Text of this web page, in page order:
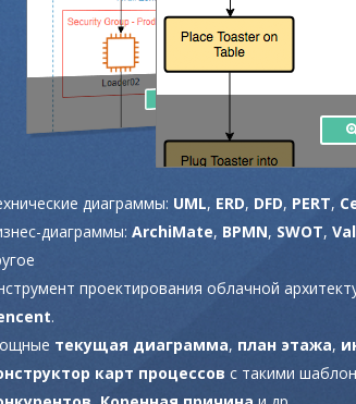
диаграммы: UML, ERD, DFD, PERT,
диаграммы: ArchiMate, BPMN, SWOT,
проектирования облачной
.
текущая диаграмма, план этажа,
карт процессов с такими